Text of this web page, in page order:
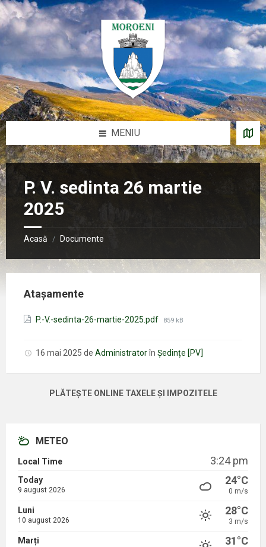
Sari
la
conținut
Salt
la
bara
laterală
stângă
Salt
la
bara
laterală
dreaptă
Salt
la
subsol
MENIU
P. V. sedinta 26 martie
2025
Acasă / Documente
Atașamente
P.-V.-sedinta-26-martie-2025.pdf Mărimea
859 kB
16 mai 2025 de Administratorîn Ședințe [PV]
PLĂTEȘTE ONLINE TAXELE ȘI IMPOZITELE
METEO
Local Time 3:24 pm
Today
9 august 2026
24°C
0 m/s
Luni
10 august 2026
28°C
3 m/s
Marți 31°C